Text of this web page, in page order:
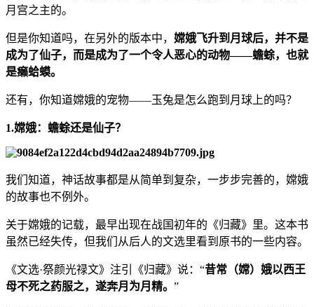
月宫之主的。
但是你知道吗，在另外的版本中， 嫦娥飞升到月球后，并不是
成为了仙子，而是成为了一个令人恶心的动物——蟾蜍，也就
是癞蛤蟆。
还有，你知道嫦娥的宠物——玉兔是怎么跑到月球上的吗？
1.嫦娥：蟾蜍还是仙子？
我们知道，神话故事都是从简单到复杂，一步步完善的，嫦娥
的故事也不例外。
关于嫦娥的记载，最早出现在战国初年的《归藏》里。这本书
虽然已经失传，但我们从后人的文选里看到原书的一些内容。
《文选·祭颜光禄文》注引《归藏》说：“昔常（嫦）娥以西王
母不死之药服之，遂奔月为月精。 ”